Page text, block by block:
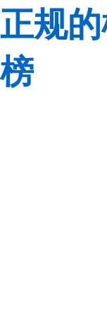
正规
榜